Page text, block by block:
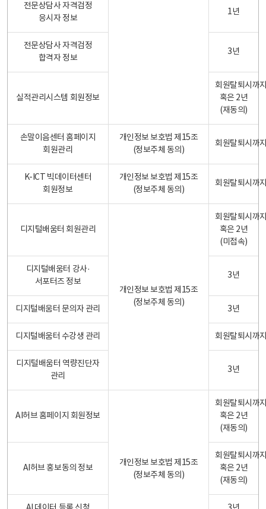
전문상담사 자격검정
응시자 정보
1년
전문상담사 자격검정
합격자 정보
3년
실적관리시스템 회원정보
회원탈퇴시까
혹은 2년
(재동의)
손말이음센터 홈페이지
회원관리
개인정보 보호법 제15조
(정보주체 동의)
회원탈퇴시까
K-ICT 빅데이터센터
회원정보
개인정보 보호법 제15조
(정보주체 동의)
회원탈퇴시까
디지털배움터 회원관리
개인정보 보호법 제15조
(정보주체 동의)
회원탈퇴시까
혹은 2년
(미접속)
디지털배움터 강사·
서포터즈 정보
3년
디지털배움터 문의자 관리 3년
디지털배움터 수강생 관리 회원탈퇴시까
디지털배움터 역량진단자
관리
3년
AI허브 홈페이지 회원정보
개인정보 보호법 제15조
(정보주체 동의)
회원탈퇴시까
혹은 2년
(재동의)
AI허브 홍보동의 정보
회원탈퇴시까
혹은 2년
(재동의)